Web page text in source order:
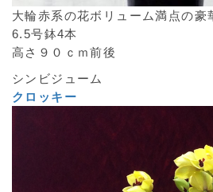
大輪赤系の花ボリューム満点の豪
6.5号鉢4本
高さ９０ｃｍ前後
シンビジューム
クロッキー